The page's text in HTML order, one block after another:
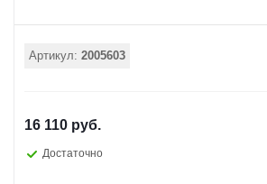
Артикул: 2005603
16 110 руб.
Достаточно